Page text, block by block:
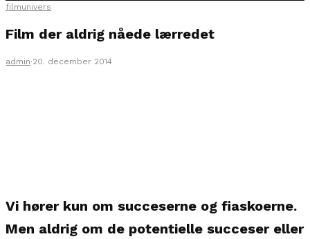
filmunivers
Film der aldrig nåede lærredet
admin·20. december 2014
Vi hører kun om succeserne og fiaskoerne.
Men aldrig om de potentielle succeser eller